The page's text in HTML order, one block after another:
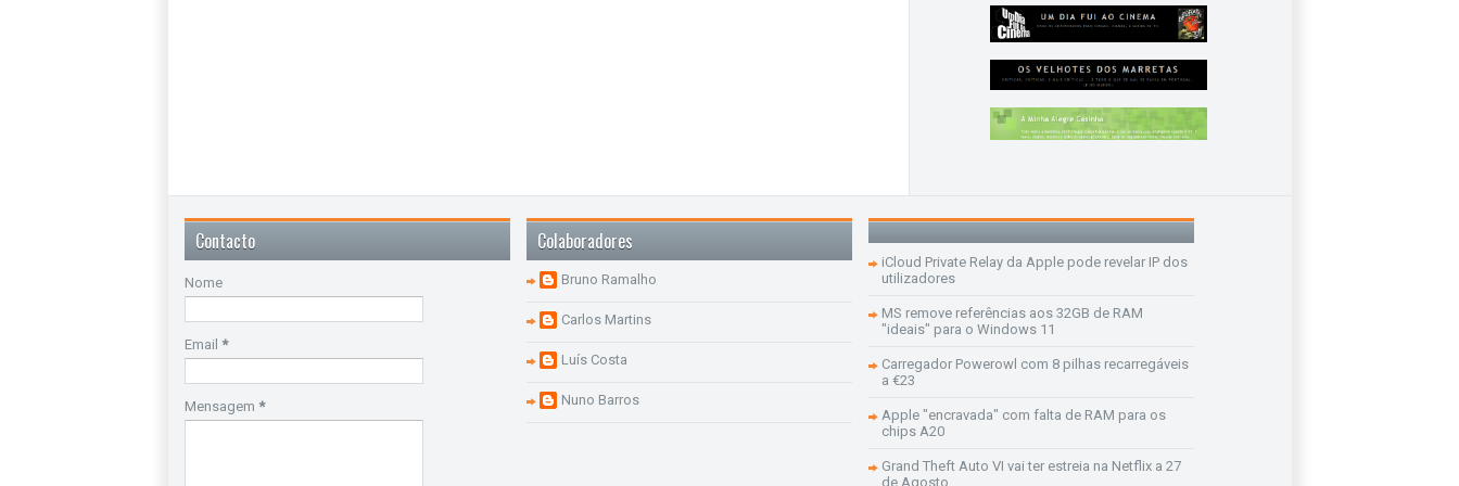
Contacto
Nome
Email *
Mensagem *
Colaboradores
Bruno Ramalho
Carlos Martins
Luís Costa
Nuno Barros
iCloud Private Relay da Apple pode revelar IP dos
utilizadores
MS remove referências aos 32GB de RAM
"ideais" para o Windows 11
Carregador Powerowl com 8 pilhas recarregáveis
a €23
Apple "encravada" com falta de RAM para os
chips A20
Grand Theft Auto VI vai ter estreia na Netflix a 27
de Agosto